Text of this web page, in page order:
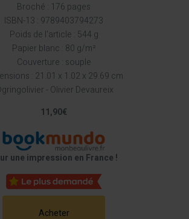
Broché : 176 pages
ISBN-13 : 9789403794273
Poids de l'article : 544 g
Papier blanc : 80 g/m²
Couverture : souple
: 21.01 x 1.02 x 29.69 cm
- Olivier Devaureix
11,90€
une impression en France !
Acheter